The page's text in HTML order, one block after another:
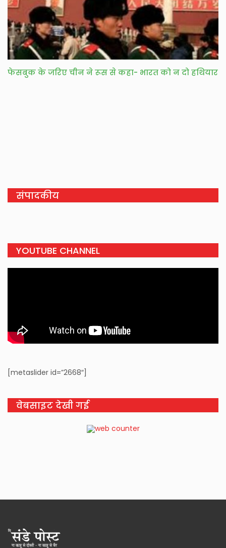
फेसबुक के जरिए चीन ने रूस से कहा- भारत को न दो हथियार
संपादकीय
YOUTUBE CHANNEL
[metaslider id=”2668″]
वेबसाइट देखी गई